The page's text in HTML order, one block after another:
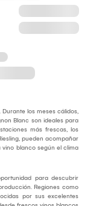
los meses cálidos,
Blanc son ideales para
más frescas, los
pueden acompañar
vino blanco según el clima
para descubrir
Regiones como
por sus excelentes